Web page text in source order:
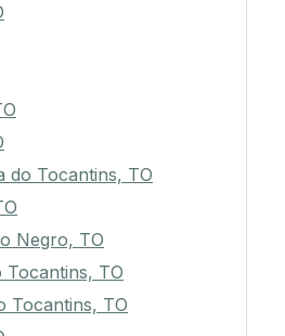
do Tocantins, TO
Negro, TO
Tocantins, TO
Tocantins, TO